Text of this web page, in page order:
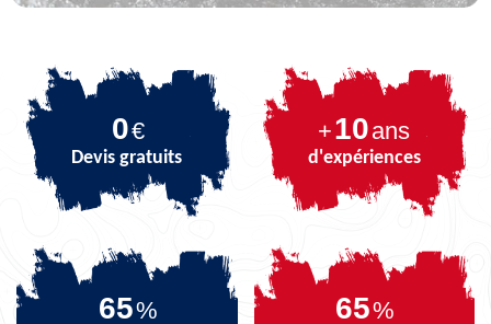
0€
Devis gratuits
+10ans
d'expériences
81% 81%